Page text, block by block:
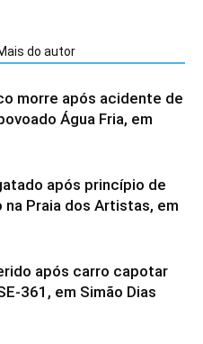
do autor
morre após acidente de
Água Fria, em
após princípio de
Praia dos Artistas, em
após carro capotar
361, em Simão Dias